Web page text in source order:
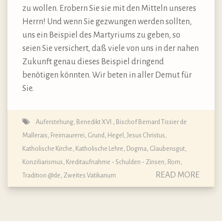
zu wollen. Erobern Sie sie mit den Mitteln unseres
Herrn! Und wenn Sie gezwungen werden sollten,
uns ein Beispiel des Martyriums zu geben, so
seien Sie versichert, daß viele von uns in der nahen
Zukunft genau dieses Beispiel dringend
benötigen könnten. Wir beten in aller Demut für
Sie.
Auferstehung Benedikt XVI.
Bischof Bernard Tissier de
Mallerais Freimaurerei Grund Hegel Jesus Christus
Katholische Kirche Katholische Lehre, Dogma, Glaubensgut
Konziliarismus Kreditaufnahme - Schulden - Zinsen Rom
Tradition @de Zweites Vatikanum READ MORE